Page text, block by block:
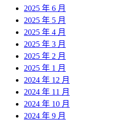
2025 年 6 月
2025 年 5 月
2025 年 4 月
2025 年 3 月
2025 年 2 月
2025 年 1 月
2024 年 12 月
2024 年 11 月
2024 年 10 月
2024 年 9 月